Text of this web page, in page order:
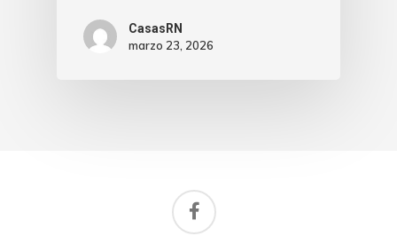
CasasRN
marzo 23, 2026